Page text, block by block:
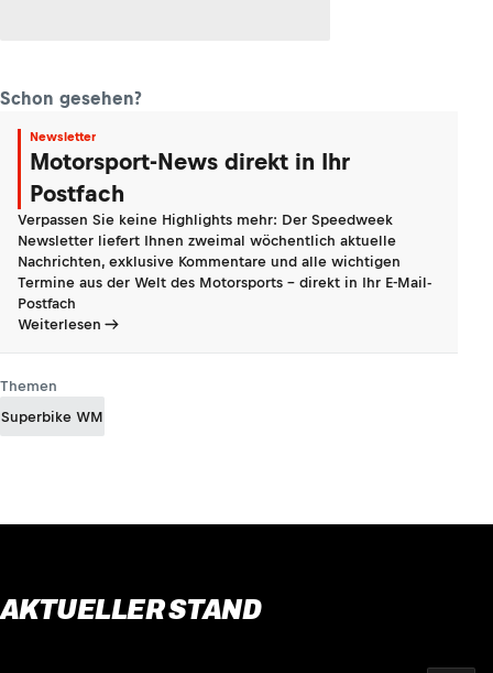
Schon gesehen?
Newsletter
Motorsport-News direkt in Ihr
Postfach
Verpassen Sie keine Highlights mehr: Der Speedweek
Newsletter liefert Ihnen zweimal wöchentlich aktuelle
Nachrichten, exklusive Kommentare und alle wichtigen
Termine aus der Welt des Motorsports - direkt in Ihr E-Mail-
Postfach
Weiterlesen
Themen
Superbike WM
AKTUELLER STAND